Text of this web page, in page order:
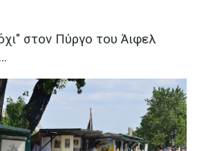
στον Πύργο του Άιφελ